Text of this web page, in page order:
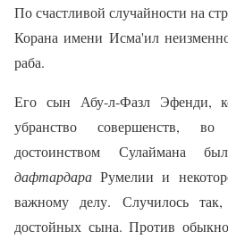
По счастливой случайности на
Корана имени Исма'ил
раба.
Его сын Абу-л-Фазл Эфенди,
убранство совершенств,
достоинством Сулаймана
дафтардараРумелии и
важному делу. Случилось
достойных сына. Против